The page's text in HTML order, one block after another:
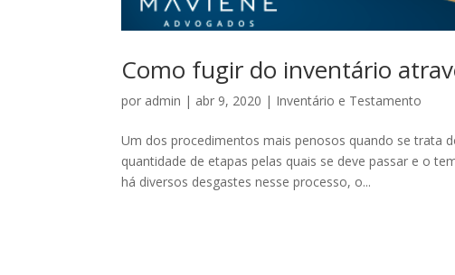
Como fugir do inventário
por admin | abr 9, 2020 | Inventário e Testamento
Um dos procedimentos mais penosos quando se trata
quantidade de etapas pelas quais se deve passar e o
há diversos desgastes nesse processo, o...